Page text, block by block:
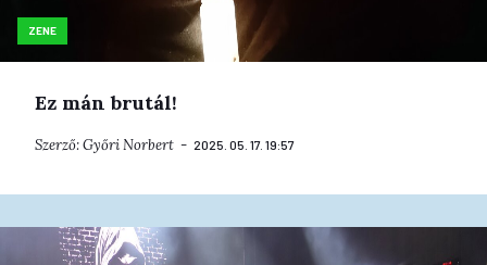
ZENE
Ez mán brutál!
Szerző:Győri Norbert 2025. 05. 17. 19:57